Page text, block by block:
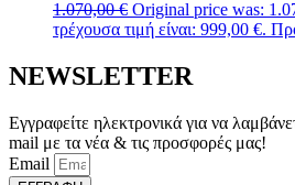
1.070,00€ Original price was:
τρέχουσα τιμή είναι: 999,00 €.
NEWSLETTER
Εγγραφείτε ηλεκτρονικά για να
mail με τα νέα & τις προσφορές μας!
Email